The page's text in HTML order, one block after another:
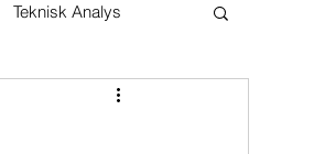
Teknisk Analys
Buy and Hold